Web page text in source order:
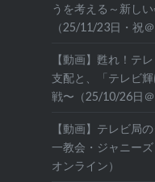
うを考える～新し
（25/11/23日・祝
【動画】甦れ！テ
支配と、「テレビ
戦〜（25/10/26日＠
【動画】テレビ局
一教会・ジャニー
オンライン）